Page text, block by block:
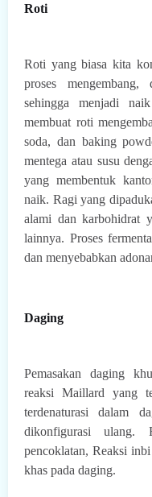
Roti
Roti yang biasa kita
proses
sehingga menjadi
membuat roti
soda, dan baking
mentega atau susu
yang membentuk
naik. Ragi yang
alami dan karbohidrat
lainnya. Proses
dan menyebabkan
Daging
Pemasakan daging
reaksi Maillard yang
terdenaturasi dalam
dikonfigurasi ulang.
pencoklatan, Reaksi
khas pada daging.